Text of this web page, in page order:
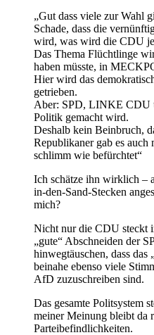
„Gut dass viele zur Wahl
Schade, dass die
wird, was wird die CDU
Das Thema Flüchtlinge
haben müsste, in
Hier wird das
getrieben.
Aber: SPD, LINKE CDU
Politik gemacht wird.
Deshalb kein Beinbruch,
Republikaner gab es auch
schlimm wie befürchtet“
Ich schätze ihn wirklich –
in-den-Sand-Stecken
mich?
Nicht nur die CDU steckt
„gute“ Abschneiden der
hinwegtäuschen, dass das
beinahe ebenso viele
AfD zuzuschreiben sind.
Das gesamte Politsystem
meiner Meinung bleibt da
Parteibefindlichkeiten.